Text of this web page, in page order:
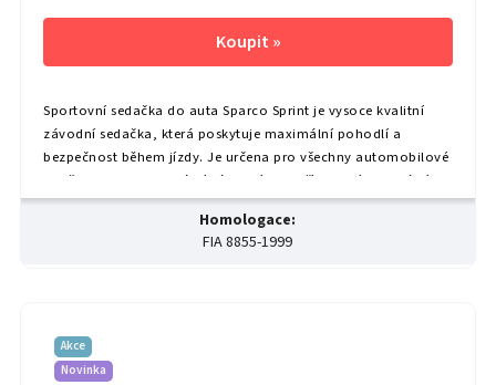
Sportovní sedačka do auta Sparco Sprint je vysoce kvalitní
závodní sedačka, která poskytuje maximální pohodlí a
bezpečnost během jízdy. Je určena pro všechny automobilové
nadšence a profesionální závodníky, kteří hledají optimální
podporu a stabilitu. Díky jejímu designu s nízkým sezením a
vynikající boční oporou je ideální volbou do závodních
vozidel. Sedačka umožňuje uchycení 5 a...
Homologace:
FIA 8855-1999
Akce
Novinka